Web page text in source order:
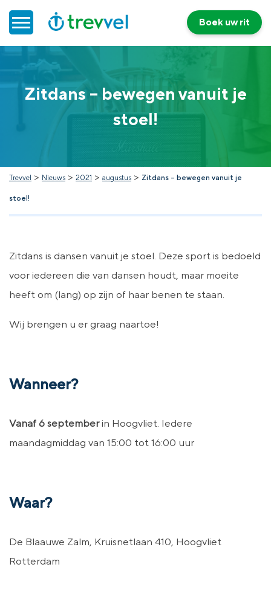
Home
Nieuws
Contact
Boek uw rit
Zitdans – bewegen vanuit je
stoel!
Trevvel > Nieuws > 2021 > augustus > Zitdans – bewegen vanuit je
stoel!
Zitdans is dansen vanuit je stoel. Deze sport is bedoeld
voor iedereen die van dansen houdt, maar moeite
heeft om (lang) op zijn of haar benen te staan.
Wij brengen u er graag naartoe!
Wanneer?
Vanaf 6 septemberin Hoogvliet. Iedere
maandagmiddag van 15:00 tot 16:00 uur
Waar?
De Blaauwe Zalm, Kruisnetlaan 410, Hoogvliet
Rotterdam